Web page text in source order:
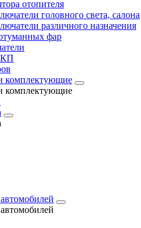
отопителя
головного света, салона
различного назначения
фар
комплектующие
комплектующие